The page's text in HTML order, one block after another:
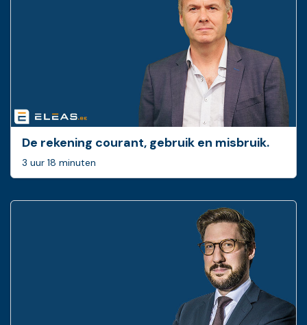
De rekening courant, gebruik en misbruik.
3 uur 18 minuten